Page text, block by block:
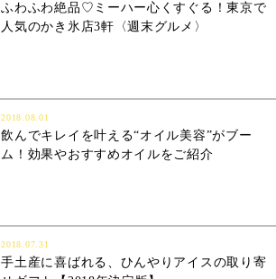
ふわふわ絶品♡ミーハー心くすぐる！東京で
人気のかき氷店3軒〈週末グルメ〉
2018.08.01
飲んでキレイを叶える“オイル美容”がブー
ム！効果やおすすめオイルをご紹介
2018.07.31
手土産に喜ばれる、ひんやりアイスの取り寄